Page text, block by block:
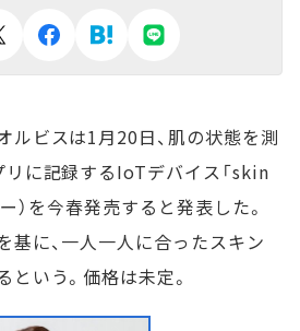
ビスは1月20日、肌の状態を測
リに記録するIoTデバイス「skin
）を今春発売すると発表した。
基に、一人一人に合ったスキン
いう。価格は未定。